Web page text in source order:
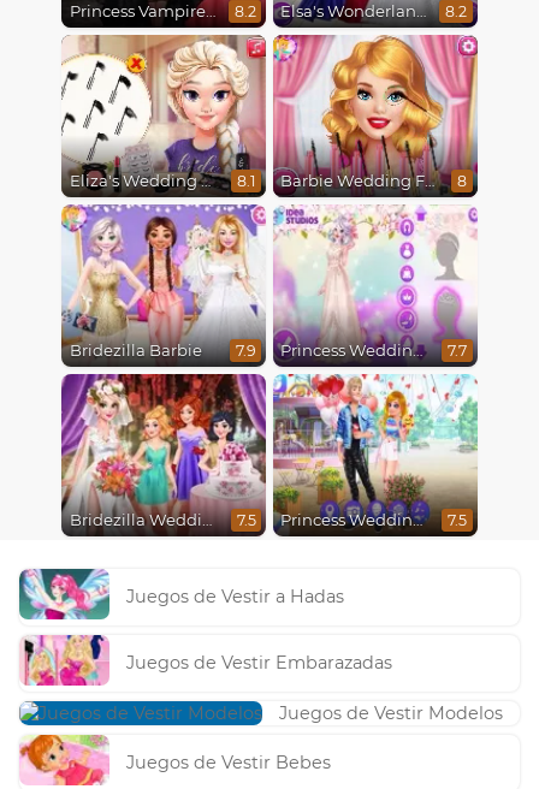
Princess Vampire Wedding Makeover 8.2 Elsa's Wonderland Wedding 8.2
Eliza's Wedding Planner 8.1 Barbie Wedding Fun 8
Bridezilla Barbie 7.9 Princess Wedding Transformation 7.7
Bridezilla Wedding Makeover 7.5 Princess Wedding Drama 7.5
Juegos de Vestir a Hadas
Juegos de Vestir Embarazadas
Juegos de Vestir Modelos
Juegos de Vestir Bebes